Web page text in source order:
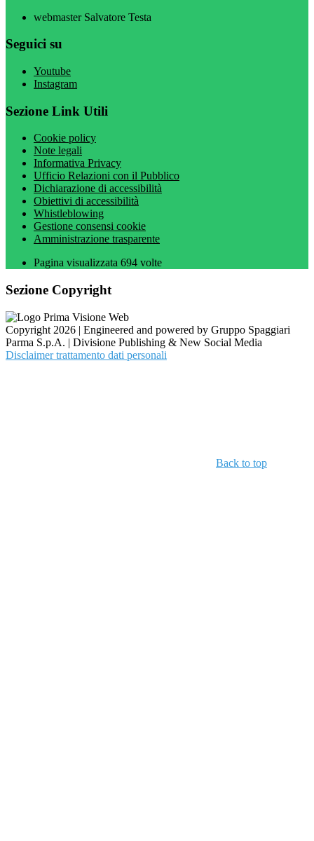
webmaster Salvatore Testa
Seguici su
Youtube
Instagram
Sezione Link Utili
Cookie policy
Note legali
Informativa Privacy
Ufficio Relazioni con il Pubblico
Dichiarazione di accessibilità
Obiettivi di accessibilità
Whistleblowing
Gestione consensi cookie
Amministrazione trasparente
Pagina visualizzata 694 volte
Sezione Copyright
Copyright 2026 | Engineered and powered by Gruppo Spaggiari
Parma S.p.A. | Divisione Publishing & New Social Media
Disclaimer trattamento dati personali
Back to top